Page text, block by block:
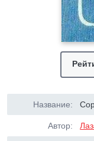
Название:
Автор: